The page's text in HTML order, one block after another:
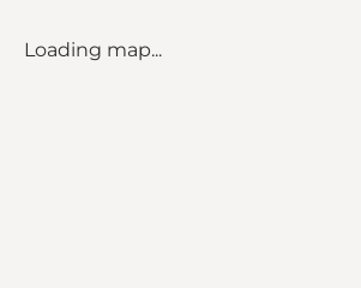
Loading map...